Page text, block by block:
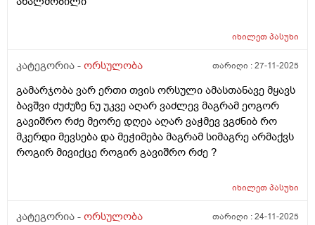
იხილეთპასუხი
კატეგორია - ორსულობა თარიღი :27-11-2025
გამარჯობა ვარ ერთი თვის ორსული ამასთანავე მყავს
ბავშვი ძუძუზე ნუ უკვე აღარ ვაძლევ მაგრამ ეოგორ
გავიშრო რძე მეორე დღეა აღარ ვაჭმევ ვგძნიბ რო
მკერდი მევსება და მეჭიმება მაგრამ სიმაგრე არმაქვს
როგირ მივიქცე როგირ გავიშრო რძე ?
იხილეთპასუხი
კატეგორია - ორსულობა თარიღი :24-11-2025